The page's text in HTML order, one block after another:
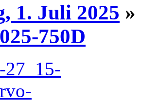
1. Juli 2025 »
750D